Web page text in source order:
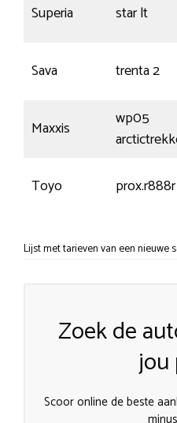
Superia star lt
Sava trenta 2
Maxxis
wp05
Toyo
Lijst met tarieven van een nieuwe
Zoek de
jou
Scoor online de beste